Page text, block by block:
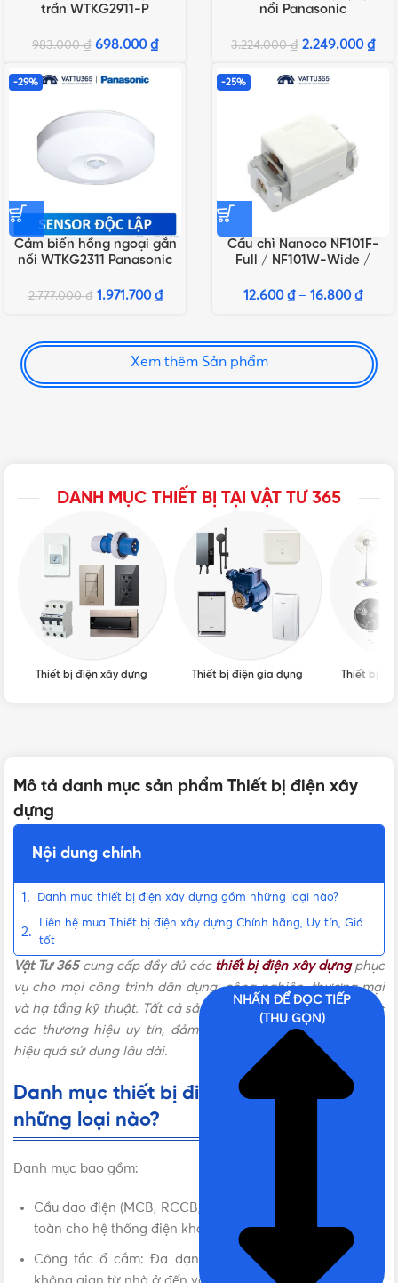
trần WTKG2911-P
983.000₫ 698.000 ₫
nổi Panasonic
3.224.000₫ 2.249.000 ₫
-29%
Cảm biến hồng ngoại gắn
nổi WTKG2311 Panasonic
2.777.000₫ 1.971.700 ₫
-25%
Cầu chì Nanoco NF101F-
Full / NF101W-Wide /
FF102W-Nano-Wide
12.600 ₫– 16.800 ₫
Xem thêm Sản phẩm
DANH MỤC THIẾT BỊ TẠI VẬT TƯ 365
Thiết bị điện xây dựng Thiết bị điện gia dụng Thiết bị
Mô tả danh mục sản phẩm Thiết bị điện xây
dựng
Nội dung chính
Danh mục thiết bị điện xây dựng gồm những loại nào?
Liên hệ mua Thiết bị điện xây dựng Chính hãng, Uy tín, Giá
tốt
Vật Tư 365cung cấp đầy đủ các thiết bị điện xây dựngphục
vụ cho mọi công trình dân dụng, công nghiệp, thương mại
và hạ tầng kỹ thuật. Tất cả sản phẩm đều được chọn lọc từ
các thương hiệu uy tín, đảm bảo chất lượng, an toàn và
hiệu quả sử dụng lâu dài.
Danh mục thiết bị điện xây dựng gồm
những loại nào?
Danh mục bao gồm:
Cầu dao điện (MCB, RCCB, ELCB…): Đảm bảo bảo vệ an
toàn cho hệ thống điện khỏi quá tải và rò rỉ điện.
Công tắc ổ cắm: Đa dạng mẫu mã, phù hợp với mọi
NHẤN ĐỂ ĐỌC TIẾP
(THU GỌN)